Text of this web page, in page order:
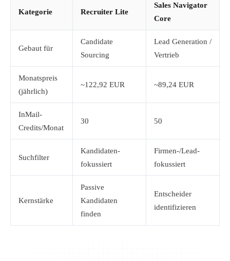
Kategorie Recruiter Lite
Sales Navigator
Core
Gebaut für
Candidate
Sourcing
Lead Generation /
Vertrieb
Monatspreis
(jährlich)
~122,92 EUR ~89,24 EUR
InMail-
Credits/Monat
30 50
Suchfilter
Kandidaten-
fokussiert
Firmen-/Lead-
fokussiert
Kernstärke
Passive
Kandidaten
finden
Entscheider
identifizieren